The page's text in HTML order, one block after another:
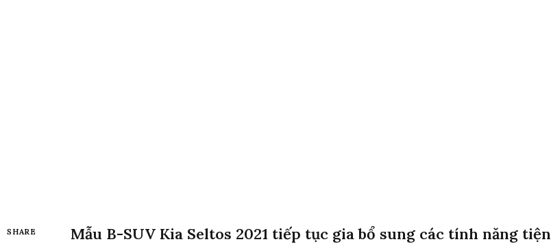
SHARE
Mẫu B-SUV Kia Seltos 2021 tiếp tục gia bổ sung các tính năng tiện